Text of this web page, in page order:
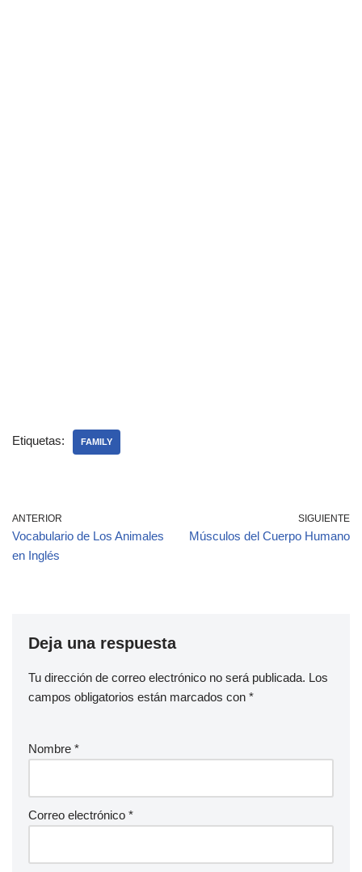
Etiquetas: FAMILY
ANTERIOR
Vocabulario de Los Animales
en Inglés
SIGUIENTE
Músculos del Cuerpo Humano
Deja una respuesta
Tu dirección de correo electrónico no será publicada. Los
campos obligatorios están marcados con *
Nombre *
Correo electrónico *